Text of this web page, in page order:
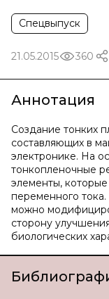
Спецвыпуск
21.05.2015 360
Аннотация
Создание тонких
составляющих в
электронике. На
тонкопленочные
элементы,
переменного
можно
сторону
биологических